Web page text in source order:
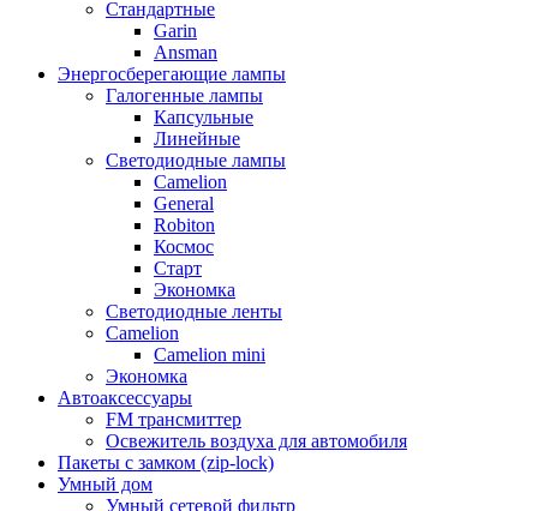
Стандартные
Garin
Ansman
Энергосберегающие лампы
Галогенные лампы
Капсульные
Линейные
Светодиодные лампы
Camelion
General
Robiton
Космос
Старт
Экономка
Светодиодные ленты
Camelion
Camelion mini
Экономка
Автоаксессуары
FM трансмиттер
Освежитель воздуха для автомобиля
Пакеты с замком (zip-lock)
Умный дом
Умный сетевой фильтр